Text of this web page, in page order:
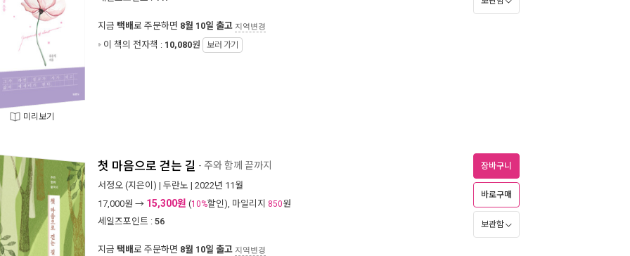
미리보기
지금 택배로 주문하면 8월 10일 출고 지역변경
이 책의 전자책 : 10,080원 보러 가기
첫 마음으로 걷는 길 - 주와 함께 끝까지
서정오 (지은이) | 두란노 | 2022년 11월
17,000원 → 15,300원 (10%할인), 마일리지 850원
세일즈포인트 : 56
지금 택배로 주문하면 8월 10일 출고 지역변경
장바구니
바로구매
보관함